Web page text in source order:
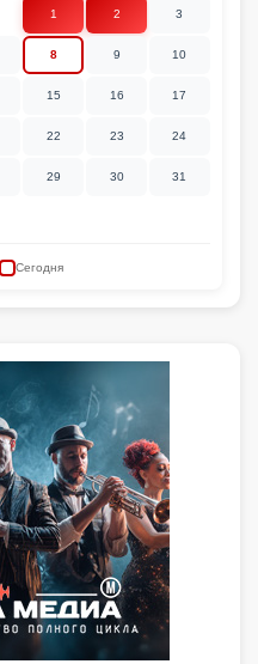
1 2 3
8 9 10
15 16 17
22 23 24
29 30 31
Сегодня